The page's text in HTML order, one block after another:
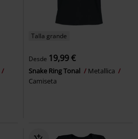
Talla grande
Desde 19,99 €
Snake Ring Tonal
Metallica
Camiseta